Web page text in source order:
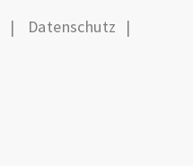
Datenschutz